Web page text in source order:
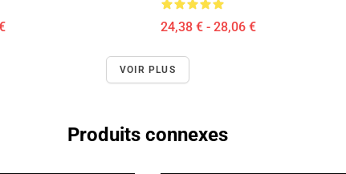
24,38 € - 28,06 €
VOIR PLUS
Produits connexes